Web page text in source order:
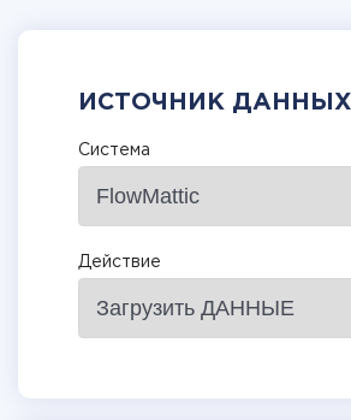
ИСТОЧНИК ДАННЫХ
Система
Действие